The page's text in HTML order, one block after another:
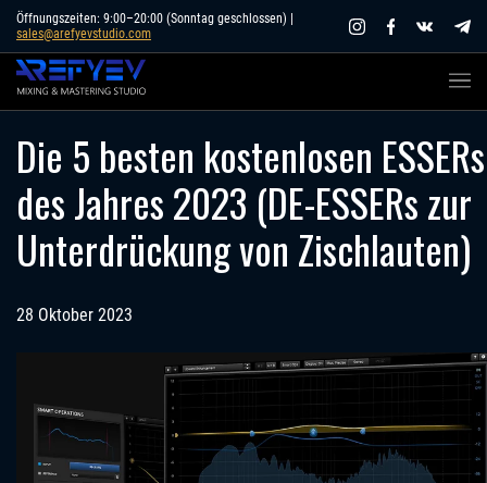
Skip
content
Öffnungszeiten: 9:00–20:00 (Sonntag geschlossen) |
sales@arefyevstudio.com
Die 5 besten kostenlosen ESSERs
des Jahres 2023 (DE-ESSERs zur
Unterdrückung von Zischlauten)
28 Oktober 2023